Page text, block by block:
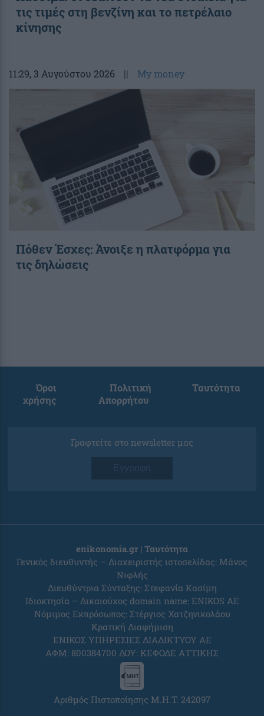
τις τιμές στη βενζίνη και το πετρέλαιο
κίνησης
11:29, 3 Αυγούστου 2026 || My money
Πόθεν Έσχες: Άνοιξε η πλατφόρμα για
τις δηλώσεις
Όροι
χρήσης
Πολιτική
Απορρήτου
Ταυτότητα
Γραφτείτε στο newsletter μας
Εγγραφή
enikonomia.gr | Ταυτότητα
Γενικός διευθυντής – Διαχειριστής ιστοσελίδας: Μάνος
Νιφλής
Διευθύντρια Σύνταξης: Στεφανία Κασίμη
Ιδιοκτησία – Δικαιούχος domain name: ENIKOS AE
Νόμιμος Εκπρόσωπος: Στέργιος Χατζηνικολάου
Κρατική Διαφήμιση
ΕΝΙΚΟΣ ΥΠΗΡΕΣΙΕΣ ΔΙΑΔΙΚΤΥΟΥ ΑΕ
ΑΦΜ: 800384700 ΔΟΥ: ΚΕΦΟΔΕ ΑΤΤΙΚΗΣ
Αριθμός Πιστοποίησης Μ.Η.Τ. 242097